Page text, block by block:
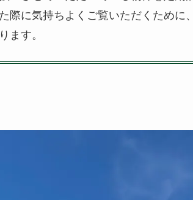
際に気持ちよくご覧いただくために
ます。